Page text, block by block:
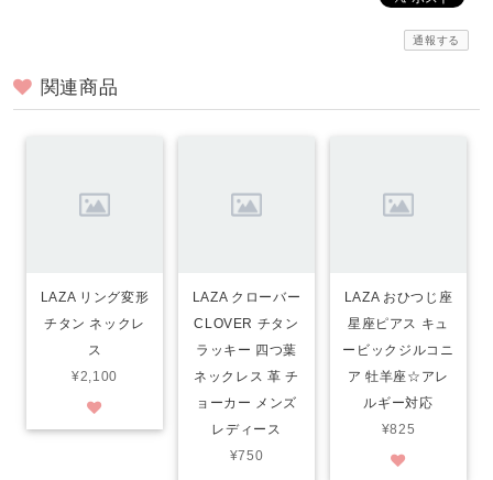
通報する
関連商品
LAZA リング変形
チタン ネックレ
ス
¥2,100
LAZA クローバー
CLOVER チタン
ラッキー 四つ葉
ネックレス 革 チ
ョーカー メンズ
レディース
¥750
LAZA おひつじ座
星座ピアス キュ
ービックジルコニ
ア 牡羊座☆アレ
ルギー対応
¥825